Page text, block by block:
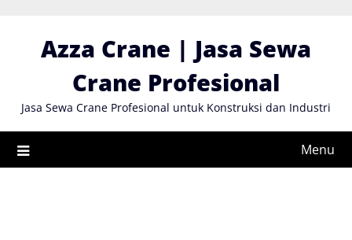
contentAzza Crane | Jasa Sewa
Crane Profesional
Jasa Sewa Crane Profesional untuk Konstruksi dan Industri
Menu